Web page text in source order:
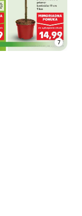
7